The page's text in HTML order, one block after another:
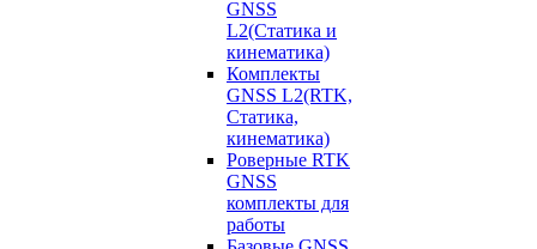
GNSS
L2(Статика и
кинематика)
Комплекты
GNSS L2(RTK,
Статика,
кинематика)
Роверные RTK
GNSS
комплекты для
работы